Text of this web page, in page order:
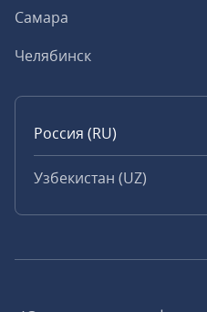
Самара
Челябинск
Россия (RU)
Узбекистан (UZ)